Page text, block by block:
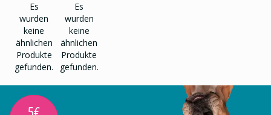
Es
wurden
keine
ähnlichen
Produkte
gefunden.
Es
wurden
keine
ähnlichen
Produkte
gefunden.